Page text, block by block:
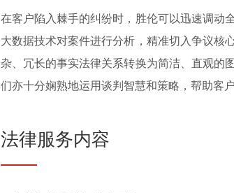
在客户陷入棘手的纠纷时，胜伦可以迅速调动
大数据技术对案件进行分析，精准切入争议核
杂、冗长的事实法律关系转换为简洁、直观的
们亦十分娴熟地运用谈判智慧和策略，帮助客
法律服务内容